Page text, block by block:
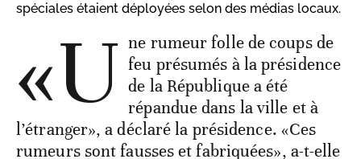
spéciales étaient déployées selon des médias locaux.
«U ne rumeur folle de coups de
feu présumés à la présidence
de la République a été
répandue dans la ville et à
l’étranger», a déclaré la présidence. «Ces
rumeurs sont fausses et fabriquées», a-t-elle